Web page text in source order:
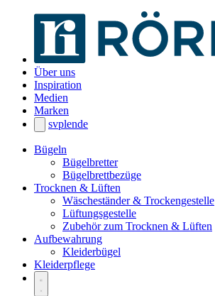
Über uns
Inspiration
Medien
Marken
svplende
Bügeln
Bügelbretter
Bügelbrettbezüge
Trocknen & Lüften
Wäscheständer & Trockengestelle
Lüftungsgestelle
Zubehör zum Trocknen & Lüften
Aufbewahrung
Kleiderbügel
Kleiderpflege